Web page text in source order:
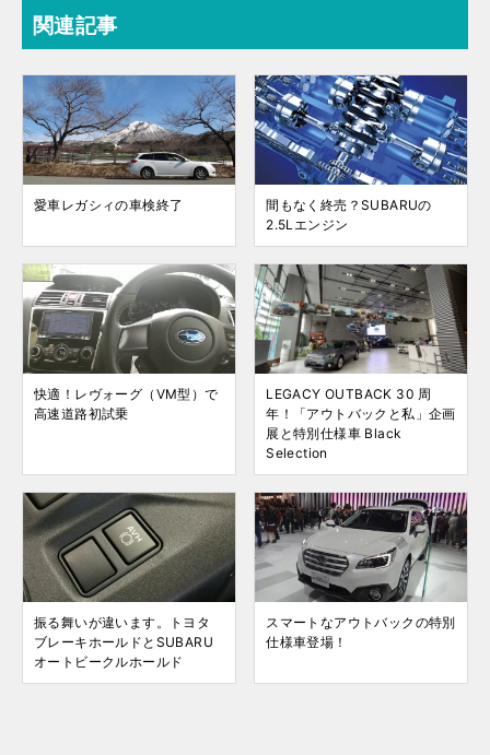
関連記事
愛車レガシィの車検終了
間もなく終売？SUBARUの
2.5Lエンジン
快適！レヴォーグ（VM型）で
高速道路初試乗
LEGACY OUTBACK 30 周
年！「アウトバックと私」企画
展と特別仕様車 Black
Selection
振る舞いが違います。トヨタ
ブレーキホールドとSUBARU
オートビークルホールド
スマートなアウトバックの特別
仕様車登場！